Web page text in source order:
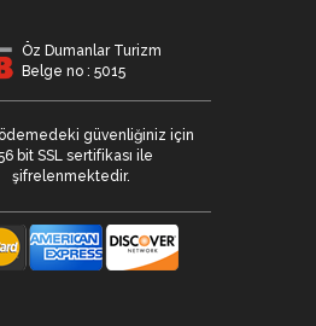
Öz Dumanlar Turizm
Belge no : 5015
güvenliğiniz için
bit SSL sertifikası ile
şifrelenmektedir.